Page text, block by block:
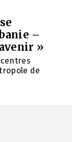
–
»
centres
de